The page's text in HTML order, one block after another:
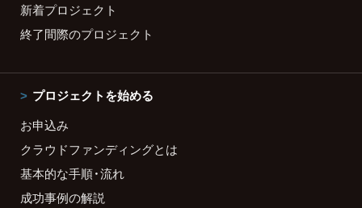
新着プロジェクト
終了間際のプロジェクト
プロジェクトを始める
お申込み
クラウドファンディングとは
基本的な手順・流れ
成功事例の解説